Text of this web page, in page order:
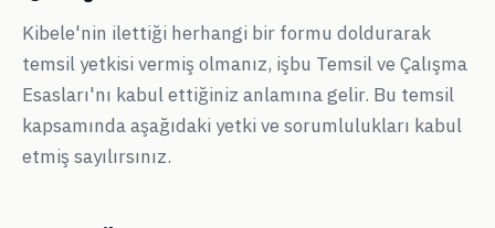
Kibele'nin ilettiği herhangi bir formu doldurarak
temsil yetkisi vermiş olmanız, işbu Temsil ve Çalışma
Esasları'nı kabul ettiğiniz anlamına gelir. Bu temsil
kapsamında aşağıdaki yetki ve sorumlulukları kabul
etmiş sayılırsınız.